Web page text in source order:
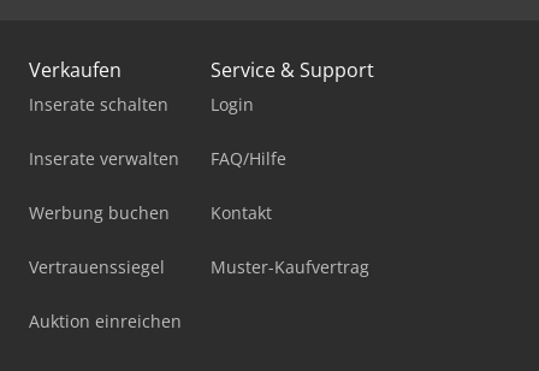
Verkaufen
Inserate schalten
Inserate verwalten
Werbung buchen
Vertrauenssiegel
Auktion einreichen
Service & Support
Login
FAQ/Hilfe
Kontakt
Muster-Kaufvertrag